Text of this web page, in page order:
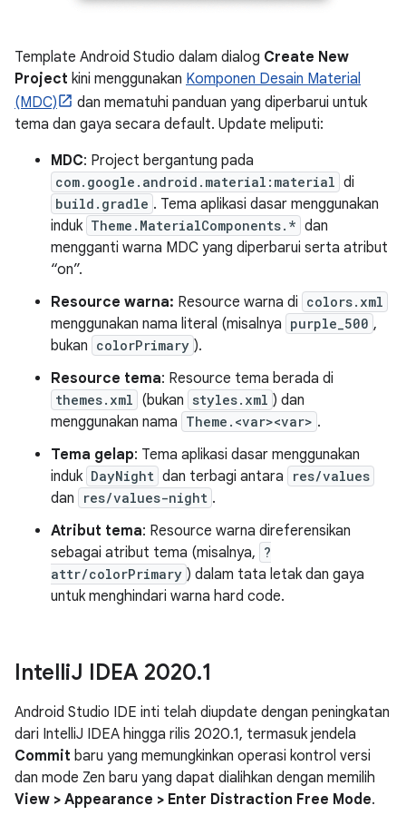
Template Android Studio dalam dialog Create New
Project kini menggunakan Komponen Desain Material
(MDC)
dan mematuhi panduan yang diperbarui untuk
tema dan gaya secara default. Update meliputi:
MDC: Project bergantung pada
com.google.android.material:material di
build.gradle . Tema aplikasi dasar menggunakan
induk Theme.MaterialComponents.* dan
mengganti warna MDC yang diperbarui serta atribut
“on”.
Resource warna: Resource warna di colors.xml
menggunakan nama literal (misalnya purple_500 ,
bukan colorPrimary ).
Resource tema: Resource tema berada di
themes.xml (bukan styles.xml ) dan
menggunakan nama Theme.<var><var> .
Tema gelap: Tema aplikasi dasar menggunakan
induk DayNight dan terbagi antara res/values
dan res/values-night .
Atribut tema: Resource warna direferensikan
sebagai atribut tema (misalnya, ?
attr/colorPrimary ) dalam tata letak dan gaya
untuk menghindari warna hard code.
IntelliJ IDEA 2020.1
Android Studio IDE inti telah diupdate dengan peningkatan
dari IntelliJ IDEA hingga rilis 2020.1, termasuk jendela
Commit baru yang memungkinkan operasi kontrol versi
dan mode Zen baru yang dapat dialihkan dengan memilih
View > Appearance > Enter Distraction Free Mode.